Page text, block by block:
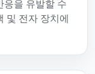
응을 유발할 수
및 전자 장치에